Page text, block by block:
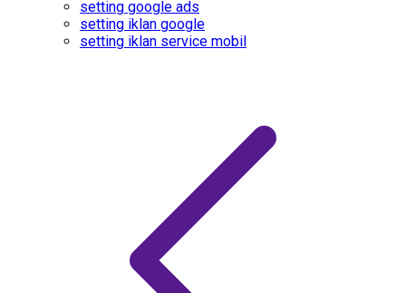
setting google ads
setting iklan google
setting iklan service mobil